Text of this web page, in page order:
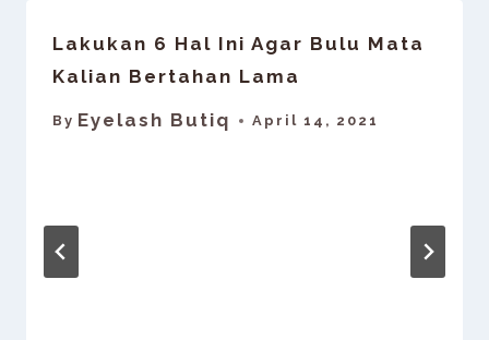
Lakukan 6 Hal Ini Agar Bulu Mata
Kalian Bertahan Lama
By Eyelash Butiq April 14, 2021